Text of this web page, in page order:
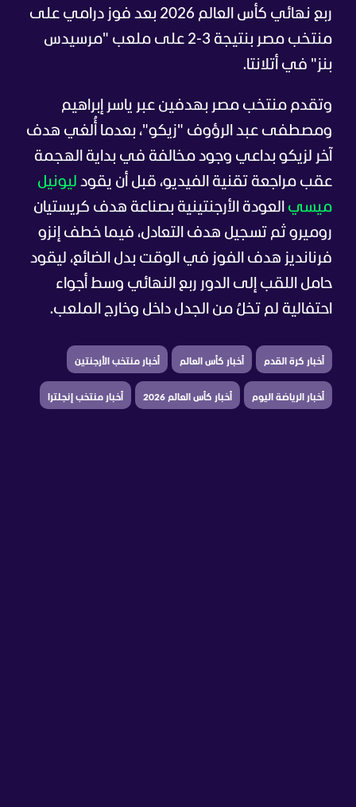
ربع نهائي كأس العالم 2026 بعد فوز درامي على
منتخب مصر بنتيجة 3-2 على ملعب "مرسيدس
بنز" في أتلانتا.
وتقدم منتخب مصر بهدفين عبر ياسر إبراهيم
ومصطفى عبد الرؤوف "زيكو"، بعدما أُلغي هدف
آخر لزيكو بداعي وجود مخالفة في بداية الهجمة
عقب مراجعة تقنية الفيديو، قبل أن يقود ليونيل
ميسي العودة الأرجنتينية بصناعة هدف كريستيان
روميرو ثم تسجيل هدف التعادل، فيما خطف إنزو
فرنانديز هدف الفوز في الوقت بدل الضائع، ليقود
حامل اللقب إلى الدور ربع النهائي وسط أجواء
احتفالية لم تخلُ من الجدل داخل وخارج الملعب.
أخبار كرة القدم أخبار كأس العالم أخبار منتخب الأرجنتين
أخبار الرياضة اليوم أخبار كأس العالم 2026 أخبار منتخب إنجلترا